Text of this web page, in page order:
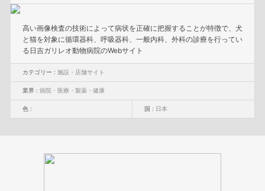
高い画像検査の技術によって病状を正確に把握することが特徴で、犬
と猫を対象に循環器科、呼吸器科、一般内科、外科の診療を行ってい
る日吉ガリレオ動物病院のWebサイト
カテゴリー : 施設・店舗サイト
業界 : 病院・医療・製薬・健康
色 : 国 : 日本